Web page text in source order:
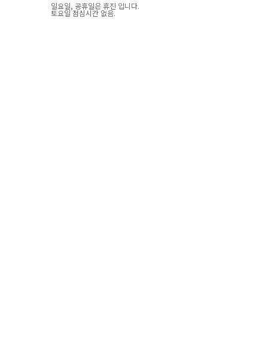
일요일, 공휴일은 휴진 입니다.
토요일 점심시간 없음.